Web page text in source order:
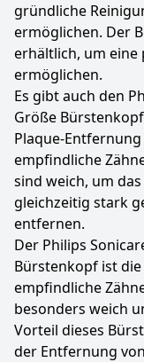
gründliche
ermöglichen. Der
erhältlich, um eine
ermöglichen.
Es gibt auch den
Größe
Plaque-
empfindliche
sind weich, um
gleichzeitig stark
entfernen.
Der Philips
Bürstenkopf ist
empfindliche
besonders weich
Vorteil dieses
der Entfernung